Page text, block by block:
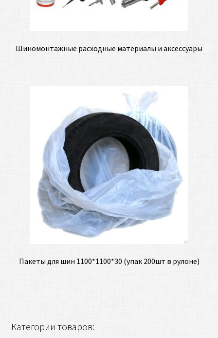
Шиномонтажные расходные материалы и аксессуары
Пакеты для шин 1100*1100*30 (упак 200шт в рулоне)
Категории товаров: